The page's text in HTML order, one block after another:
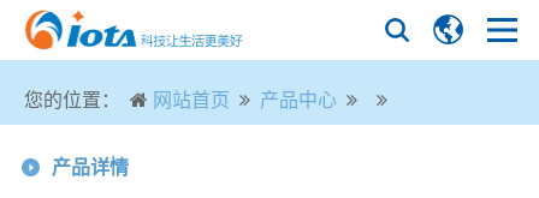
您的位置： 网站首页 产品中心
产品详情